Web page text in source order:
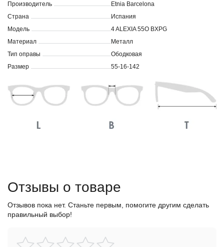
Производитель
Etnia Barcelona
Страна
Испания
Модель
4 ALEXIA 55O BXPG
Материал
Металл
Тип оправы
Ободковая
Размер
55-16-142
Отзывы о товаре
Отзывов пока нет. Станьте первым, помогите другим сделать
правильный выбор!